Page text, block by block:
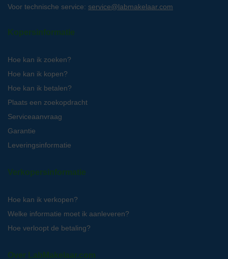
Voor technische service: service@labmakelaar.com
Kopersinformatie
Hoe kan ik zoeken?
Hoe kan ik kopen?
Hoe kan ik betalen?
Plaats een zoekopdracht
Serviceaanvraag
Garantie
Leveringsinformatie
Verkopersinformatie
Hoe kan ik verkopen?
Welke informatie moet ik aanleveren?
Hoe verloopt de betaling?
Over LabMakelaar.com